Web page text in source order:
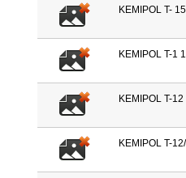
KEMIPOL T-
KEMIPOL T-1
KEMIPOL T-
KEMIPOL T-